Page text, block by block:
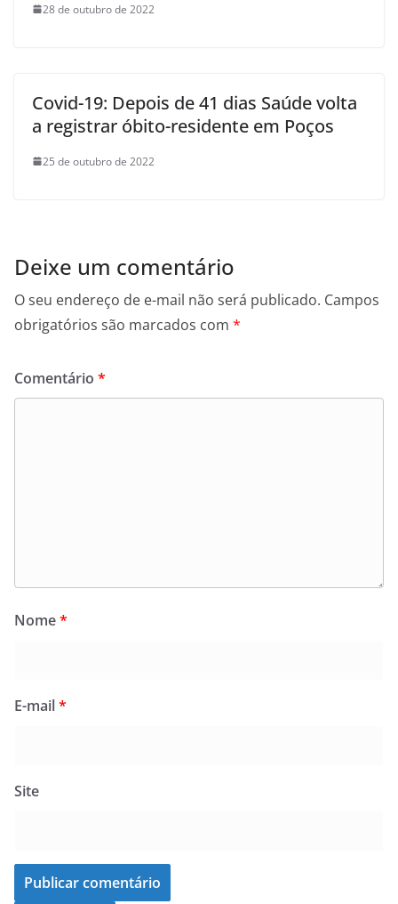
28 de outubro de 2022
Covid-19: Depois de 41 dias Saúde volta
a registrar óbito-residente em Poços
25 de outubro de 2022
Deixe um comentário
O seu endereço de e-mail não será publicado. Campos
obrigatórios são marcados com *
Comentário *
Nome*
E-mail*
Site